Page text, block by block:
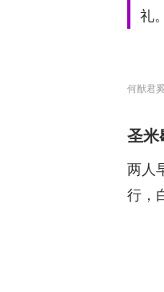
礼。
何猷君
圣米
两人
行，